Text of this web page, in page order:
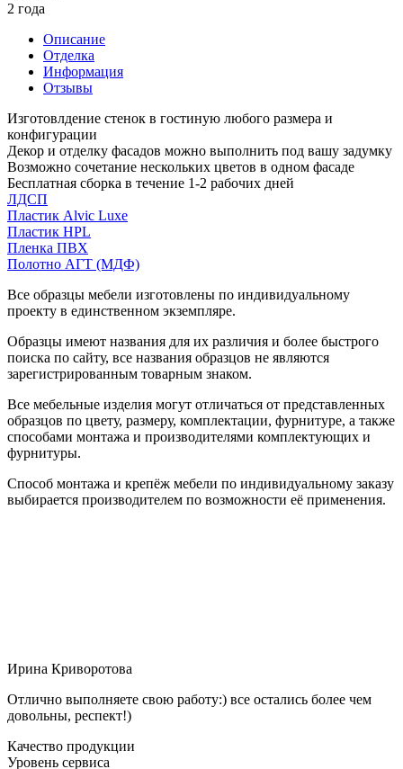
2 года
Описание
Отделка
Информация
Отзывы
Изготовлдение стенок в гостиную любого размера и
конфигурации
Декор и отделку фасадов можно выполнить под вашу задумку
Возможно сочетание нескольких цветов в одном фасаде
Бесплатная сборка в течение 1-2 рабочих дней
ЛДСП
Пластик Alvic Luxe
Пластик HPL
Пленка ПВХ
Полотно АГТ (МДФ)
Все образцы мебели изготовлены по индивидуальному
проекту в единственном экземпляре.
Образцы имеют названия для их различия и более быстрого
поиска по сайту, все названия образцов не являются
зарегистрированным товарным знаком.
Все мебельные изделия могут отличаться от представленных
образцов по цвету, размеру, комплектации, фурнитуре, а также
способами монтажа и производителями комплектующих и
фурнитуры.
Способ монтажа и крепёж мебели по индивидуальному заказу
выбирается производителем по возможности её применения.
Ирина Криворотова
Отлично выполняете свою работу:) все остались более чем
довольны, респект!)
Качество продукции
Уровень сервиса